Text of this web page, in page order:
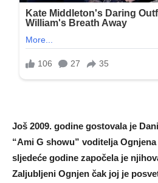
Još 2009. godine gostovala je
“Ami G showu” voditelja
sljedeće godine započela je
Zaljubljeni Ognjen čak joj je